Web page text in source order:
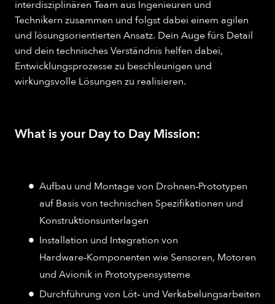
interdisziplinären Team aus Ingenieuren und
Technikern zusammen und folgst dabei einem agilen
und lösungsorientierten Ansatz. Dein Auge fürs Detail
und dein technisches Verständnis helfen dabei,
Entwicklungsprozesse zu beschleunigen und
wirkungsvolle Lösungen zu realisieren.
What is your Day to Day Mission:
Aufbau und Montage von Drohnen‑Prototypen
auf Basis von technischen Spezifikationen und
Konstruktionsunterlagen
Installation und Integration von
Hardware‑Komponenten wie Sensoren, Motoren
und Avionik in Prototypensysteme
Durchführung von Löt‑ und Verkabelungsarbeiten